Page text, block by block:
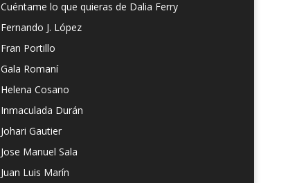
Cuéntame lo que quieras de Dalia Ferry
Fernando J. López
Fran Portillo
Gala Romaní
Helena Cosano
Inmaculada Durán
Johari Gautier
Jose Manuel Sala
Juan Luis Marín